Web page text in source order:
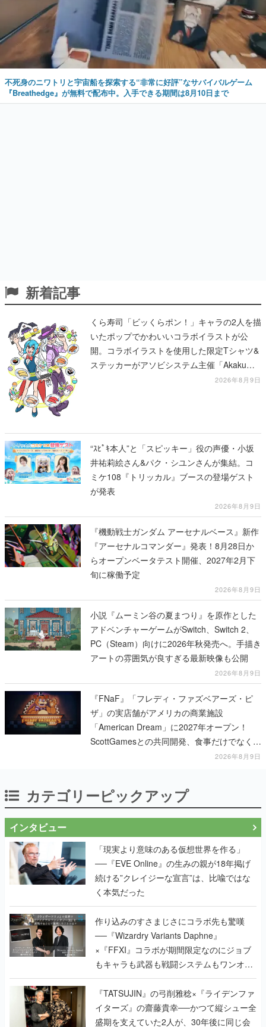
不死身のニワトリと宇宙船を探索する“非常に好評”なサバイバルゲーム
『Breathedge』が無料で配布中。入手できる期間は8月10日まで
新着記事
くら寿司「ビッくらポン！」キャラの2人を描
いたポップでかわいいコラボイラストが公
開。コラボイラストを使用した限定Tシャツ&
ステッカーがアソビシステム主催「Akaku
2026年8月9日
“ｽﾋﾟｷ本人”と「スピッキー」役の声優・小坂
井祐莉絵さん&パク・シユンさんが集結。コ
ミケ108『トリッカル』ブースの登場ゲスト
が発表
2026年8月9日
『機動戦士ガンダム アーセナルベース』新作
『アーセナルコマンダー』発表！8月28日か
らオープンベータテスト開催、2027年2月下
旬に稼働予定
2026年8月9日
小説『ムーミン谷の夏まつり』を原作とした
アドベンチャーゲームがSwitch、Switch 2、
PC（Steam）向けに2026年秋発売へ。手描き
アートの雰囲気が良すぎる最新映像も公開
2026年8月9日
『FNaF』「フレディ・ファズベアーズ・ピ
ザ」の実店舗がアメリカの商業施設
「American Dream」に2027年オープン！
ScottGamesとの共同開発、食事だけでなくス
テージショーや没入型のホラー体験も楽しめ
2026年8月9日
カテゴリーピックアップ
インタビュー
「現実より意味のある仮想世界を作る」
──『EVE Online』の生みの親が18年掲げ
続ける”クレイジーな宣言”は、比喩ではな
く本気だった
作り込みのすさまじさにコラボ先も驚嘆
──『Wizardry Variants Daphne』
×『FFXI』コラボが期間限定なのにジョブ
もキャラも武器も戦闘システムもワンオフ
で作り込まれた理由を両ディレクターに聞
く
『TATSUJIN』の弓削雅稔×『ライデンファ
イターズ』の齋藤貴幸──かつて縦シュー全
盛期を支えていた2人が、30年後に同じ会